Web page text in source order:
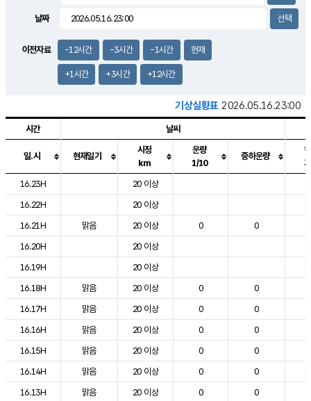
6.1m/s
날짜
이전자료 -12시간 -3시간 -1시간 현재
+1시간 +3시간 +12시간
기상실황표 2026.05.16.23:00
도시별 기상실황표로 지점, 날씨, 기온, 강수, 바람, 기압등을 안내한 표입
시간 날씨
일.시 현재일기
시정
km
운량
1/10
중하운량
16.23H
20 이상
16.22H
20 이상
16.21H
맑음 20 이상 0 0
16.20H
20 이상
16.19H
20 이상
16.18H
맑음 20 이상 0 0
16.17H
맑음 20 이상 0 0
16.16H
맑음 20 이상 0 0
16.15H
맑음 20 이상 0 0
16.14H
맑음 20 이상 0 0
16.13H
맑음 20 이상 0 0